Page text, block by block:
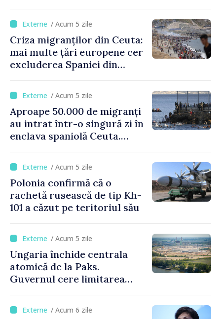
crizei migranților din Ceuta
/ Acum 5 zile
Criza migranților din Ceuta:
mai multe țări europene cer
excluderea Spaniei din
/ Acum 5 zile
Aproape 50.000 de migranți
au intrat într-o singură zi în
enclava spaniolă Ceuta.
Schengen cu Spania
/ Acum 5 zile
Polonia confirmă că o
rachetă rusească de tip Kh-
101 a căzut pe teritoriul său
/ Acum 5 zile
Ungaria închide centrala
atomică de la Paks.
Guvernul cere limitarea
/ Acum 6 zile